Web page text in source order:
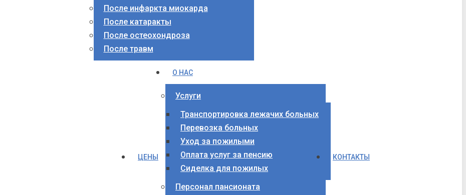
После инфаркта миокарда
После катаракты
После остеохондроза
После травм
ЦЕНЫ
О НАС
Услуги
Транспортировка лежачих больных
Перевозка больных
Уход за пожилыми
Оплата услуг за пенсию
Сиделка для пожилых
Персонал пансионата
КОНТАКТЫ